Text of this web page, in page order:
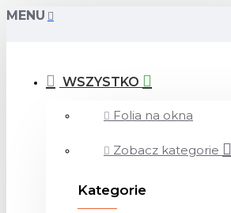
MENU
WSZYSTKO
Folia na okna
Zobacz kategorie
Kategorie